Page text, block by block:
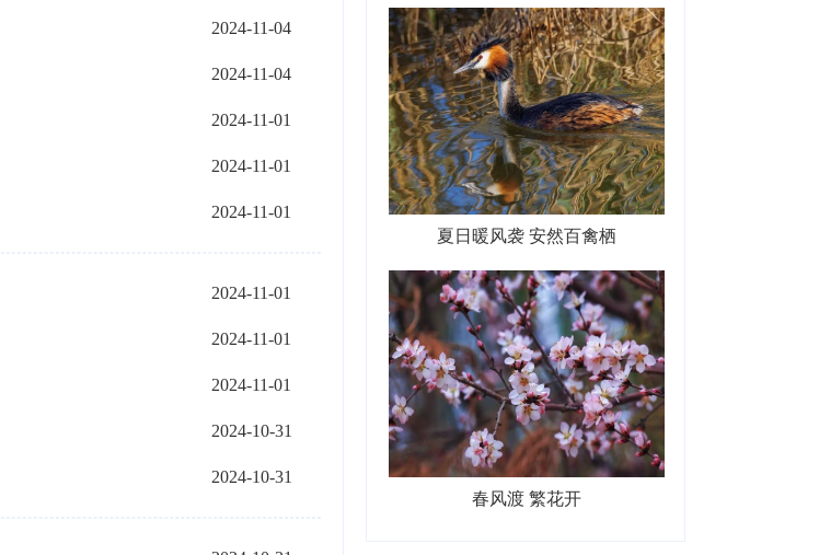
2024-11-04
2024-11-04
2024-11-01
2024-11-01
2024-11-01
2024-11-01
2024-11-01
2024-11-01
2024-10-31
2024-10-31
夏日暖风袭 安然百禽栖
春风渡 繁花开